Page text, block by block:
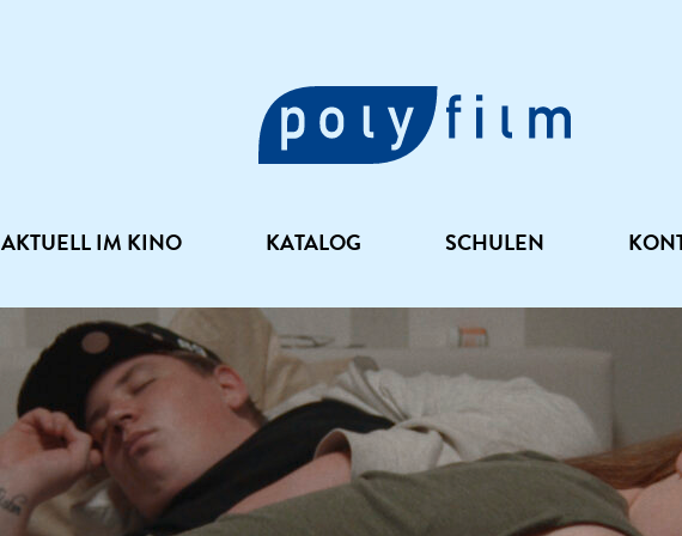
AKTUELL IM KINO KATALOG SCHULEN